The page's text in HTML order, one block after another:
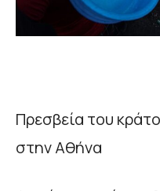
Πρεσβεία του
στην Αθήνα